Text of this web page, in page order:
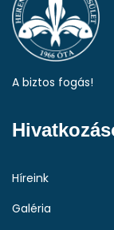
A biztos fogás!
Híreink
Galéria